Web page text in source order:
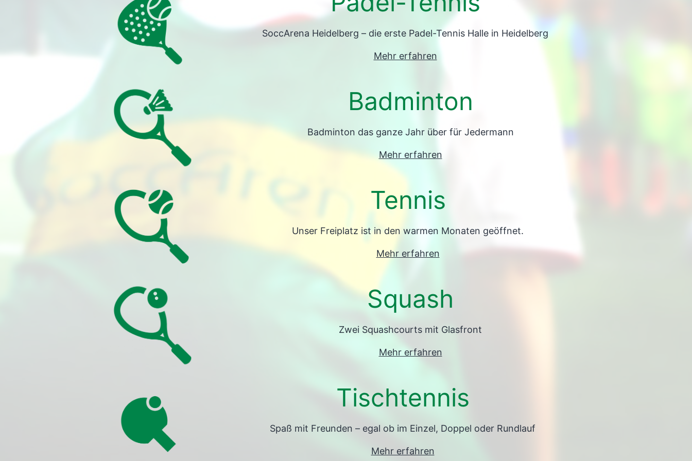
SoccArena Heidelberg – die erste Padel-Tennis Halle in Heidelberg
Mehr erfahren
Badminton
Badminton das ganze Jahr über für Jedermann
Mehr erfahren
Tennis
Unser Freiplatz ist in den warmen Monaten geöffnet.
Mehr erfahren
Squash
Zwei Squashcourts mit Glasfront
Mehr erfahren
Tischtennis
Spaß mit Freunden – egal ob im Einzel, Doppel oder Rundlauf
Mehr erfahren